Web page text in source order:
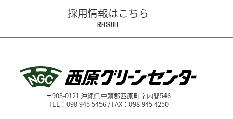
採用情報はこちら
RECRUIT
〒903-0121 沖縄県中頭郡西原町字内間546
TEL：098-945-5456 / FAX：098-945-4250